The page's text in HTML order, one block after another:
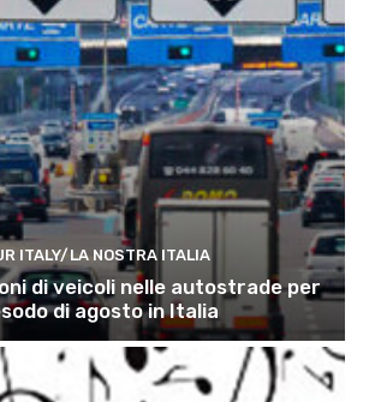
ITALY/LA NOSTRA ITALIA
di veicoli nelle autostrade per
di agosto in Italia